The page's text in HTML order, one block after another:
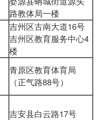
路教体局一楼
吉州区古南大道16号
吉州区教育服务中心4
楼
青原区教育体育局
（正气路88号）
吉安县白云路17号